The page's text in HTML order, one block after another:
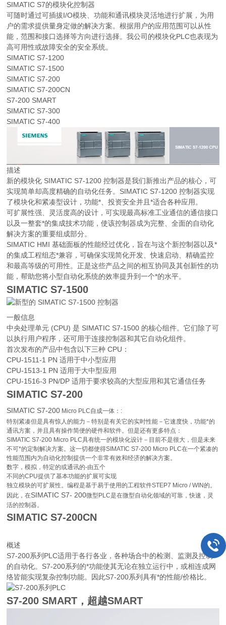
SIMATIC S7的模块化控制器
可随时通过可插拔I/O模块、功能和通讯模块灵活地进行扩展，为用
户的需求提供量身定做的解决方案。根据用户的应用范围可以从性
能，范围和接口选择等方向进行选择。我公司的模块化PLC也表现为
高可用性或故障安全的安全系统。
SIMATIC S7-1200
SIMATIC S7-1500
SIMATIC S7-200
SIMATIC S7-200CN
S7-200 SMART
SIMATIC S7-300
SIMATIC S7-400
描述
新的模块化 SIMATIC S7-1200 控制器是我们新推出产品的核心，可
实现简单却高度精确的自动化任务。SIMATIC S7-1200 控制器实现
了模块化和紧凑型设计，功能*、投资安全并且*适合各种应用。
可扩展性强、灵活度高的设计，可实现最高标准工业通信的通信接口
以及一整套*的集成技术功能，使该控制器成为完整、全面的自动化
解决方案的重要组成部分。
SIMATIC HMI 基础面板的性能经过优化，旨在与这个新控制器以及*
的集成工程组态*兼容，可确保实现简化开发、快速启动、精确监控
和最高等级的可用性。正是这些产品之间的相互协同及其创新性的功
能，帮助您将小型自动化系统的效率提升到一个*的水平。
SIMATIC S7-1500
一般信息
中央处理单元 (CPU) 是 SIMATIC S7-1500 的核心组件。它们除了可
以执行用户程序，还可用于连接控制器和其它自动化组件。
首次发布的产品中包含以下三种 CPU：
CPU-1511-1 PN 适用于中小型应用
CPU-1513-1 PN 适用于大中型应用
CPU-1516-3 PN/DP 适用于要求较高的大型应用和其它通信任务
SIMATIC S7-200
SIMATIC S7-200 Micro PLC自成一体：:
特别紧凑但是具有惊人的能力－特别是有关它的实时性能－它速度快，功能*的
通讯方案，并且具有操作简便的硬件和软件。但是还有更多特点：
SIMATIC S7-200 Micro PLC具有统一的模块化设计－目前不是很大，但是未来
不可*的定制解决方案。这一切都使得SIMATIC S7-200 Micro PLC在一个紧凑的
性能范围内为自动化控制提供一个非常有效和经济的解决方案。
数字，模拟，特定的或通讯的-由五个
不同的CPU提供了基本功能的扩展可实现
独立模块的可扩展性。编程是基于易于使用的工程软件STEP7 Micro / WIN的。
因此，在SIMATIC S7- 200微型PLC是在微型自动化领域的可靠，快速，灵
活的控制器。
SIMATIC S7-200CN
概述
S7-200系列PLC适用于各行各业，各种场合中的检测、监测及控制
的自动化。S7-200系列的*功能使其无论在独立运行中，或相连成网
络皆能实现复杂控制功能。因此S7-200系列具有*的性能/价格比。
S7-200 SMART，超越SMART